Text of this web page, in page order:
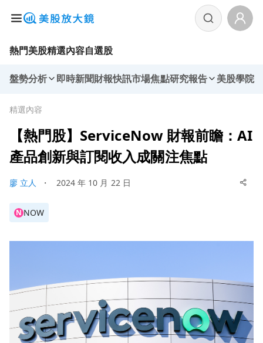
熱門美股精選內容自選股
盤勢分析 即時新聞財報快訊市場焦點研究報告 美股學院
精選內容
【熱門股】ServiceNow 財報前瞻：AI
產品創新與訂閱收入成關注焦點
廖 立人 ・ 2024 年 10 月 22 日
N NOW